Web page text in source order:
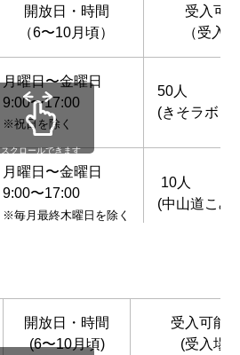
開放日・時間
（6〜10月頃）
受入可
（受入
月曜日〜金曜日
9:00〜17:00
※祝日を除く
50人
(きそラボ・
月曜日〜金曜日
9:00〜17:00
※毎月最終木曜日を除く
10人
(中山道こみ
スクロールできます
開放日・時間
(6〜10月頃)
受入可能
(受入場